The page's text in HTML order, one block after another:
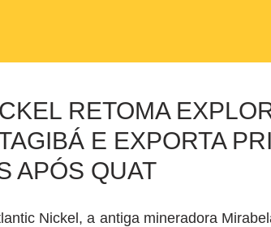
RETOMA
E EXPORTA
APÓS QUAT
Nickel, a antiga mineradora